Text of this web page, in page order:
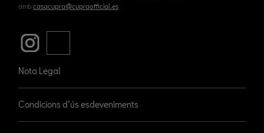
amb casacupra@cupraofficial.es
Nota Legal
Condicions d’ús esdeveniments